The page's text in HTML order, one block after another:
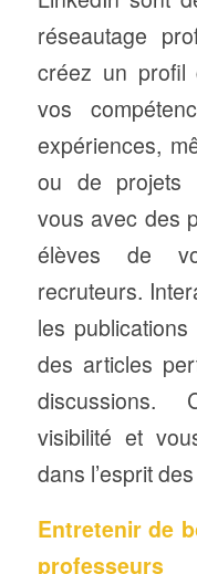
réseautage
créez un profil
vos
expériences,
ou de projets
vous avec des
élèves de
recruteurs.
les
des articles
discussions.
visibilité et
dans l’esprit
Entretenir de
professeurs